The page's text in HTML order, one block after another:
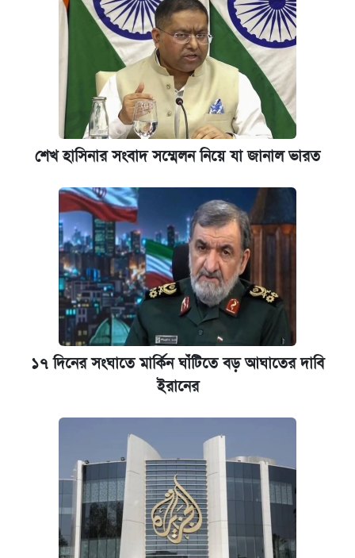
আজ শুক্রবার রাজধানীর যেসব মার্কেট-দোকানপাট
নবম পে স্কেল বাস্তবায়ন চূড়ান্ত পর্যায়ে, যা জানালেন
অর্থমন্ত্রী
জাপানে সম্পূর্ণ ফ্রি স্কলারশিপে মাস্টার্স ও পিএইচডি
করার সুযোগ
বিজ্ঞান কারখানায় জব কার্ড অটোমেশন চালু করল
যুক্তরাষ্ট্র থেকে আরও ২৩ বাংলাদেশিকে দেশে
ফেরত পাঠানো হলো
শেখ হাসিনার সংবাদ সম্মেলন নিয়ে যা জানাল ভারত
১৭ দিনের সংঘাতে মার্কিন ঘাঁটিতে বড় আঘাতের দাবি
ইরানের